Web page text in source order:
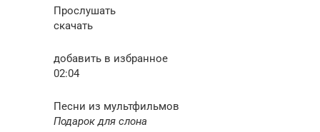
Прослушать
скачать
добавить в избранное
02:04
Песни из мультфильмов
Подарок для слона